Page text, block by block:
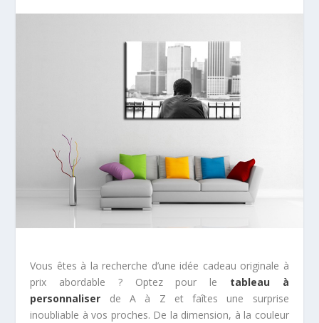
Vous êtes à la recherche d’une idée cadeau originale à
prix abordable ? Optez pour le tableau à
personnaliser de A à Z et faîtes une surprise
inoubliable à vos proches. De la dimension, à la couleur